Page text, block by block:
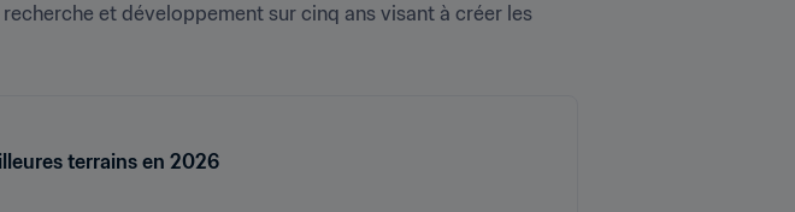
et développement sur cinq ans visant à créer les
terrains en 2026